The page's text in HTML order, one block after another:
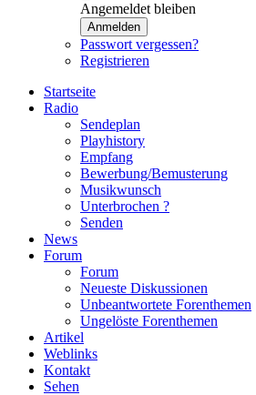
Angemeldet bleiben
Anmelden
Passwort vergessen?
Registrieren
Startseite
Radio
Sendeplan
Playhistory
Empfang
Bewerbung/Bemusterung
Musikwunsch
Unterbrochen ?
Senden
News
Forum
Forum
Neueste Diskussionen
Unbeantwortete Forenthemen
Ungelöste Forenthemen
Artikel
Weblinks
Kontakt
Sehen